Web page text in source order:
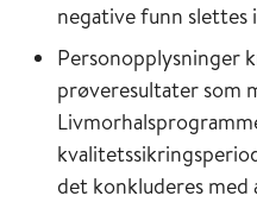
negative funn
Personopplysninger
prøveresultater som
det konkluderes